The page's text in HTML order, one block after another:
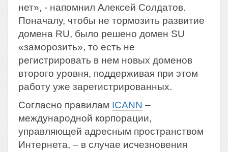
нет», - напомнил Алексей Солдатов.
Поначалу, чтобы не тормозить развитие
домена RU, было решено домен SU
«заморозить», то есть не
регистрировать в нем новых доменов
второго уровня, поддерживая при этом
работу уже зарегистрированных.
Согласно правилам ICANN –
международной корпорации,
управляющей адресным пространством
Интернета, – в случае исчезновения